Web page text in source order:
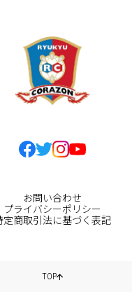
お問い合わせ
プライバシーポリシー
定商取引法に基づく表記
TOP